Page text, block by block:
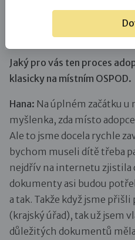
Jaký pro vás ten proces
klasicky na místním OSPOD.
Hana: Na úplném začátku u
myšlenka, zda místo
Ale to jsme docela rychle
bychom museli dítě třeba
nejdřív na internetu zjistila
dokumenty asi budou
a tak. Takže když jsme
(krajský úřad), tak už jsem
důležitých dokumentů